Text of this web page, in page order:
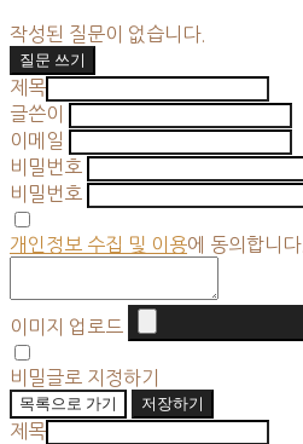
작성된 질문이 없습니다.
질문 쓰기
제목
글쓴이
이메일
비밀번호
비밀번호
개인정보 수집 및 이용에 동의합니다.
이미지 업로드
비밀글로 지정하기
목록으로 가기
저장하기
제목